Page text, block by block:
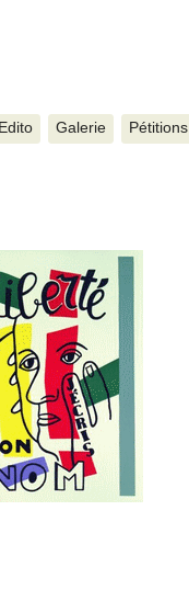
Edito Galerie Pétitions